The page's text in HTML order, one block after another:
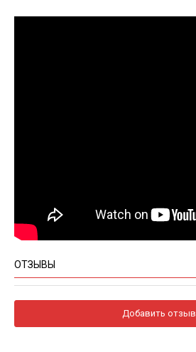
ОТЗЫВЫ
Добавить отзыв